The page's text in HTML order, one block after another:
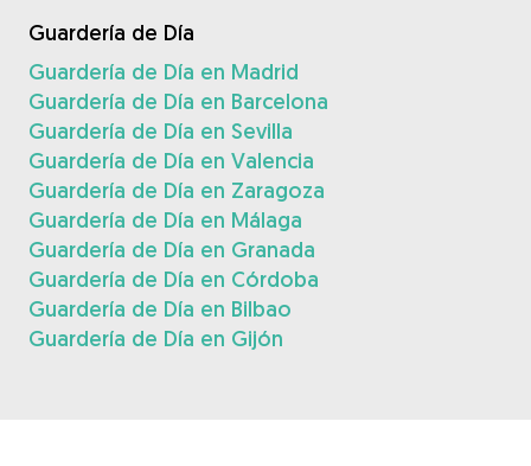
Guardería de Día
Guardería de Día en Madrid
Guardería de Día en Barcelona
Guardería de Día en Sevilla
Guardería de Día en Valencia
Guardería de Día en Zaragoza
Guardería de Día en Málaga
Guardería de Día en Granada
Guardería de Día en Córdoba
Guardería de Día en Bilbao
Guardería de Día en Gijón